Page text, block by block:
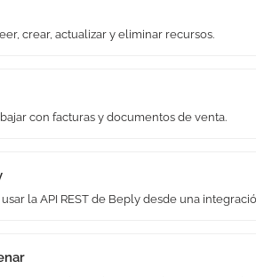
crear, actualizar y eliminar recursos.
con facturas y documentos de venta.
la API REST de Beply desde una